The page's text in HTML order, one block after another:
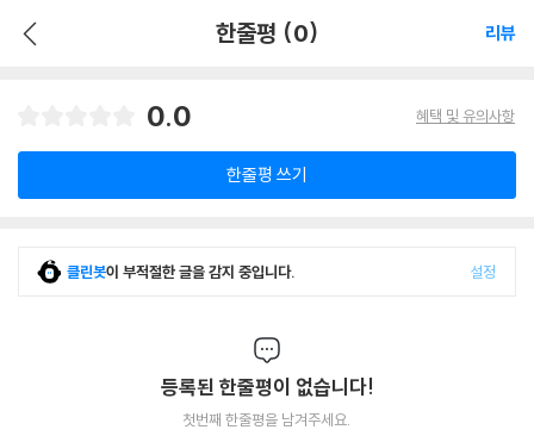
한줄평 (0) 리뷰
0.0 혜택 및 유의사항
한줄평 쓰기
클린봇이 부적절한 글을 감지 중입니다. 설정
등록된 한줄평이 없습니다!
첫번째 한줄평을 남겨주세요.